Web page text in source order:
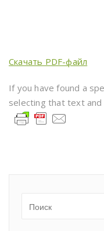
Скачать PDF-файл
If you have found a
selecting that text and